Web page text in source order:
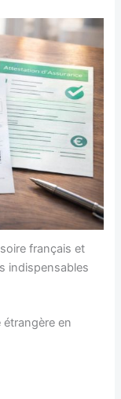
français et
indispensables
étrangère en